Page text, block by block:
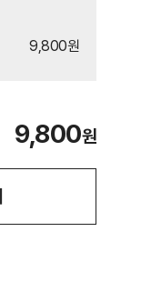
9,800원
9,800원